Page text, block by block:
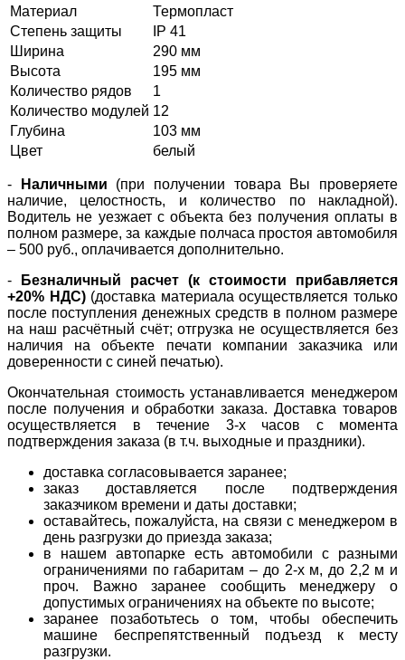
Материал
Термопласт
Степень защиты
IP 41
Ширина
290 мм
Высота
195 мм
Количество рядов
1
Количество модулей 12
Глубина
103 мм
Цвет
белый
- Наличными (при получении товара Вы проверяете
наличие, целостность, и количество по накладной).
Водитель не уезжает с объекта без получения оплаты в
полном размере, за каждые полчаса простоя автомобиля
– 500 руб., оплачивается дополнительно.
-
Безналичный расчет (к стоимости прибавляется
+20% НДС) (доставка материала осуществляется только
после поступления денежных средств в полном размере
на наш расчётный счёт; отгрузка не осуществляется без
наличия на объекте печати компании заказчика или
доверенности с синей печатью).
Окончательная стоимость устанавливается менеджером
после получения и обработки заказа. Доставка товаров
осуществляется в течение 3-х часов с момента
подтверждения заказа (в т.ч. выходные и праздники).
доставка согласовывается заранее;
заказ доставляется после подтверждения
заказчиком времени и даты доставки;
оставайтесь, пожалуйста, на связи с менеджером в
день разгрузки до приезда заказа;
в нашем автопарке есть автомобили с разными
ограничениями по габаритам – до 2-х м, до 2,2 м и
проч. Важно заранее сообщить менеджеру о
допустимых ограничениях на объекте по высоте;
заранее позаботьтесь о том, чтобы обеспечить
машине беспрепятственный подъезд к месту
разгрузки.